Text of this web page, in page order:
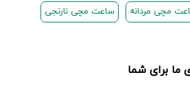
مچی مردانه ساعت مچی نارنجی
ما برای شما